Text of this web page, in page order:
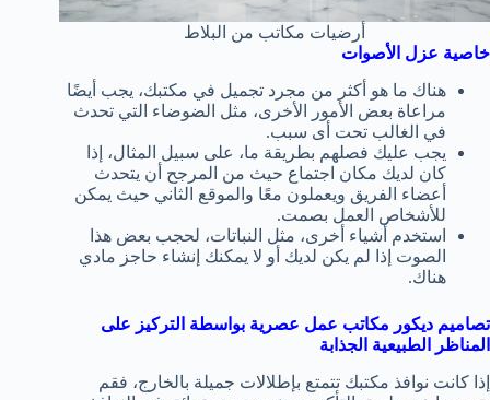
أرضيات مكاتب من البلاط
خاصية عزل الأصوات
هناك ما هو أكثر من مجرد تجميل في مكتبك، يجب أيضًا
مراعاة بعض الأمور الأخرى، مثل الضوضاء التي تحدث
في الغالب تحت أى سبب.
يجب عليك فصلهم بطريقة ما، على سبيل المثال، إذا
كان لديك مكان اجتماع حيث من المرجح أن يتحدث
أعضاء الفريق ويعملون معًا والموقع الثاني حيث يمكن
للأشخاص العمل بصمت.
استخدم أشياء أخرى، مثل النباتات، لحجب بعض هذا
الصوت إذا لم يكن لديك أو لا يمكنك إنشاء حاجز مادي
هناك.
تصاميم ديكور مكاتب عمل عصرية بواسطة التركيز على
المناظر الطبيعية الجذابة
إذا كانت نوافذ مكتبك تتمتع بإطلالات جميلة بالخارج، فقم